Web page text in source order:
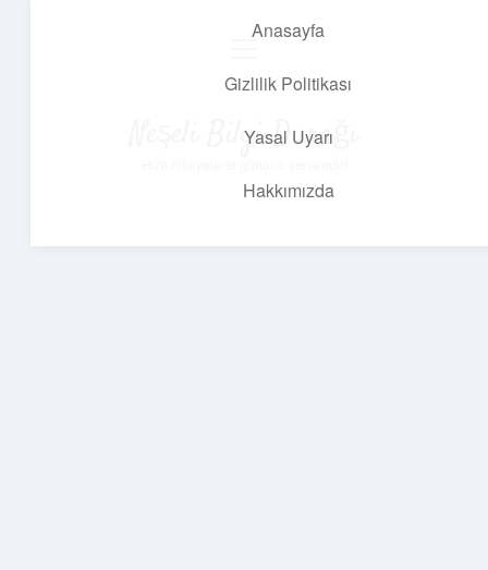
Anasayfa
Gizlilik Politikası
Yasal Uyarı
Hakkımızda
Neşeli Bilgi Durağı